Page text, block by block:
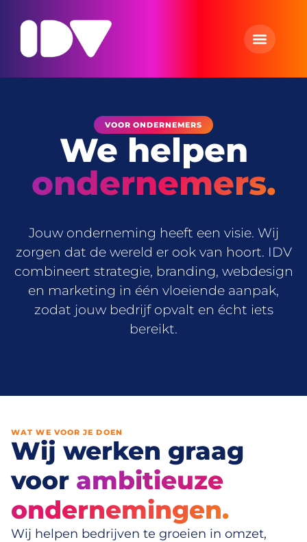
VOOR ONDERNEMERS
We helpen
ondernemers.
Jouw onderneming heeft een visie. Wij
zorgen dat de wereld er ook van hoort. IDV
combineert strategie, branding, webdesign
en marketing in één vloeiende aanpak,
zodat jouw bedrijf opvalt en écht iets
bereikt.
WAT WE VOOR JE DOEN
Wij werken graag
voor ambitieuze
ondernemingen.
Wij helpen bedrijven te groeien in omzet,